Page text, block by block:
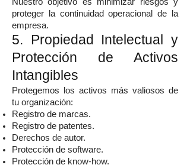
proteger la continuidad operacional de la
empresa.
5. Propiedad Intelectual y
Protección de Activos
Intangibles
Protegemos los activos más valiosos de
tu organización:
Registro de marcas.
Registro de patentes.
Derechos de autor.
Protección de software.
Protección de know-how.